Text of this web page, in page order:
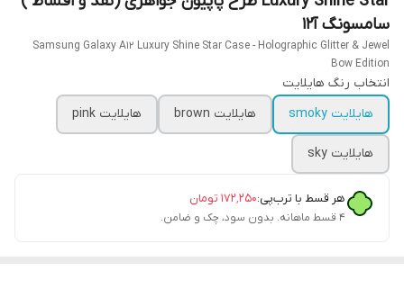
سامسونگ آ۱۲
Samsung Galaxy A12 Luxury Shine Star Case - Holographic Glitter & Jewel
Bow Edition
انتخاب رنگ هایلایت
هایلایت smoky
هایلایت brown هایلایت pink
هایلایت sky
هر قسط با ترب‌پی:۱۷۲٬۲۵۰ تومان
۴ قسط ماهانه. بدون سود، چک و ضامن.